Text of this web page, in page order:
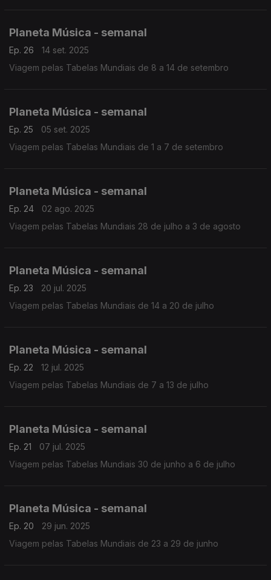
Planeta Música - semanal
Ep. 26
14 set. 2025
Viagem pelas Tabelas Mundiais de 8 a 14 de setembro
Planeta Música - semanal
Ep. 25
05 set. 2025
Viagem pelas Tabelas Mundiais de 1 a 7 de setembro
Planeta Música - semanal
Ep. 24
02 ago. 2025
Viagem pelas Tabelas Mundiais 28 de julho a 3 de agosto
Planeta Música - semanal
Ep. 23
20 jul. 2025
Viagem pelas Tabelas Mundiais de 14 a 20 de julho
Planeta Música - semanal
Ep. 22
12 jul. 2025
Viagem pelas Tabelas Mundiais de 7 a 13 de julho
Planeta Música - semanal
Ep. 21
07 jul. 2025
Viagem pelas Tabelas Mundiais 30 de junho a 6 de julho
Planeta Música - semanal
Ep. 20
29 jun. 2025
Viagem pelas Tabelas Mundiais de 23 a 29 de junho